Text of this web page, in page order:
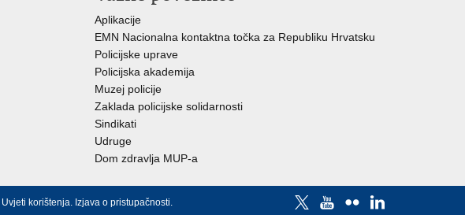
Aplikacije
EMN Nacionalna kontaktna točka za Republiku Hrvatsku
Policijske uprave
Policijska akademija
Muzej policije
Zaklada policijske solidarnosti
Sindikati
Udruge
Dom zdravlja MUP-a
Uvjeti korištenja. Izjava o pristupačnosti.